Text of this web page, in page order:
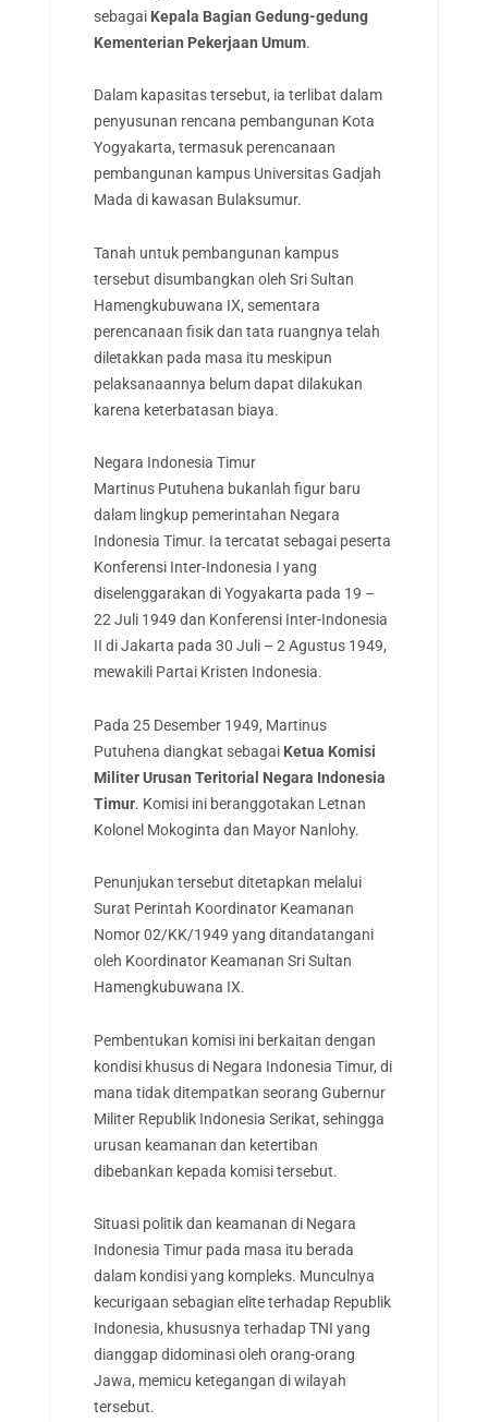
sebagai Kepala Bagian Gedung-gedung
Kementerian Pekerjaan Umum.
Dalam kapasitas tersebut, ia terlibat dalam
penyusunan rencana pembangunan Kota
Yogyakarta, termasuk perencanaan
pembangunan kampus Universitas Gadjah
Mada di kawasan Bulaksumur.
Tanah untuk pembangunan kampus
tersebut disumbangkan oleh Sri Sultan
Hamengkubuwana IX, sementara
perencanaan fisik dan tata ruangnya telah
diletakkan pada masa itu meskipun
pelaksanaannya belum dapat dilakukan
karena keterbatasan biaya.
Negara Indonesia Timur
Martinus Putuhena bukanlah figur baru
dalam lingkup pemerintahan Negara
Indonesia Timur. Ia tercatat sebagai peserta
Konferensi Inter-Indonesia I yang
diselenggarakan di Yogyakarta pada 19 –
22 Juli 1949 dan Konferensi Inter-Indonesia
II di Jakarta pada 30 Juli – 2 Agustus 1949,
mewakili Partai Kristen Indonesia.
Pada 25 Desember 1949, Martinus
Putuhena diangkat sebagai Ketua Komisi
Militer Urusan Teritorial Negara Indonesia
Timur. Komisi ini beranggotakan Letnan
Kolonel Mokoginta dan Mayor Nanlohy.
Penunjukan tersebut ditetapkan melalui
Surat Perintah Koordinator Keamanan
Nomor 02/KK/1949 yang ditandatangani
oleh Koordinator Keamanan Sri Sultan
Hamengkubuwana IX.
Pembentukan komisi ini berkaitan dengan
kondisi khusus di Negara Indonesia Timur, di
mana tidak ditempatkan seorang Gubernur
Militer Republik Indonesia Serikat, sehingga
urusan keamanan dan ketertiban
dibebankan kepada komisi tersebut.
Situasi politik dan keamanan di Negara
Indonesia Timur pada masa itu berada
dalam kondisi yang kompleks. Munculnya
kecurigaan sebagian elite terhadap Republik
Indonesia, khususnya terhadap TNI yang
dianggap didominasi oleh orang-orang
Jawa, memicu ketegangan di wilayah
tersebut.